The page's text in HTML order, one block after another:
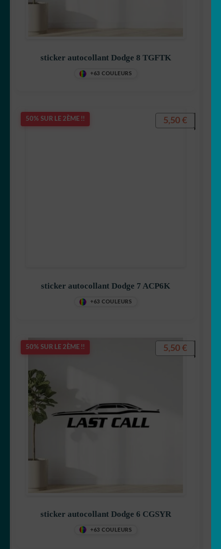
sticker autocollant Dodge 8 TGFTK
+63 COULEURS
50% SUR LE 2ÈME !!
sticker autocollant Dodge 7 ACP6K
+63 COULEURS
5,50 €
50% SUR LE 2ÈME !!
sticker autocollant Dodge 6 CGSYR
+63 COULEURS
5,50 €